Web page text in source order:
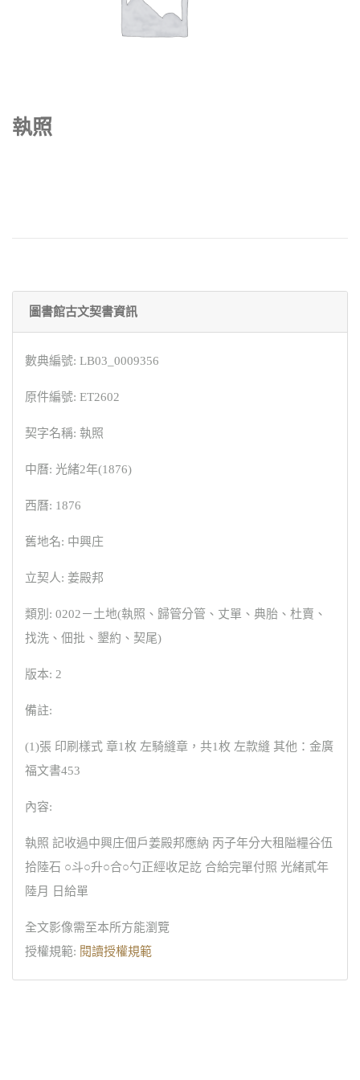
執照
圖書館古文契書資訊
數典編號: LB03_0009356
原件編號: ET2602
契字名稱: 執照
中曆: 光緒2年(1876)
西曆: 1876
舊地名: 中興庄
立契人: 姜殿邦
類別: 0202－土地(執照、歸管分管、丈單、典胎、杜賣、
找洗、佃批、墾約、契尾)
版本: 2
備註:
(1)張 印刷樣式 章1枚 左騎縫章，共1枚 左款縫 其他：金廣
福文書453
內容:
執照 記收過中興庄佃戶姜殿邦應納 丙子年分大租隘糧谷伍
拾陸石 ○斗○升○合○勺正經收足訖 合給完單付照 光緒貳年
陸月 日給單
全文影像需至本所方能瀏覽
授權規範: 閱讀授權規範